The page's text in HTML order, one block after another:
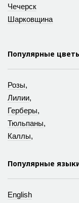
Чечерск
Шарковщина
Популярные
Розы,
Лилии,
Герберы,
Тюльпаны,
Каллы,
Популярные
English